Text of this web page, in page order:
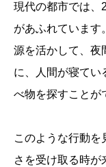
現代の都市では、
があふれています
源を活かして、夜
に、人間が寝てい
べ物を探すことが
このような行動を
さを受け取る時が